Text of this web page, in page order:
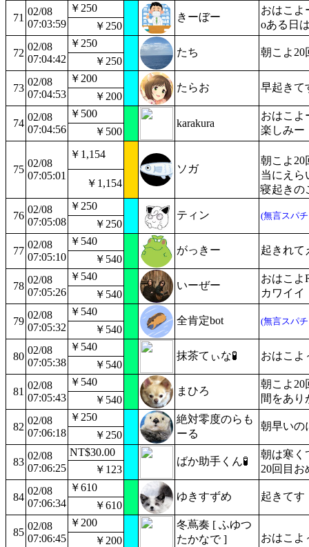
71
02/08
07:03:59
￥250
きーぼー
おはこよ
oある日
￥250
72
02/08
07:04:42
￥250
たち 朝こよ20
￥250
73
02/08
07:04:53
￥200
たらお 早起きて
￥200
74
02/08
07:04:56
￥500
karakura
おはこよ
楽しみー
￥500
75
02/08
07:05:01
￥1,154
ソガ
朝こよ20
当にえら
寝起きの
￥1,154
76
02/08
07:05:08
￥250
ティン (無言スパ
￥250
77
02/08
07:05:10
￥540
がっきー 起きれて
￥540
78
02/08
07:05:26
￥540
いーぜー
おはこよ
カワイイ
￥540
79
02/08
07:05:32
￥540
全肯定bot (無言スパ
￥540
80
02/08
07:05:38
￥540
抹茶てぃな🧪 おはこよ
￥540
81
02/08
07:05:43
￥540
まひろ
朝こよ20
間をあり
￥540
82
02/08
07:06:18
￥250
絶対零度のらも
ーる
朝早いの
￥250
83
02/08
07:06:25
NT$30.00
ばか助手くん🧪
朝は寒く
20回目お
￥123
84
02/08
07:06:34
￥610
ゆきすずめ 起きてす
￥610
85
02/08
07:06:45
￥200
冬蔦奏 [ ふゆつ
たかなで ]
おはこよ
￥200